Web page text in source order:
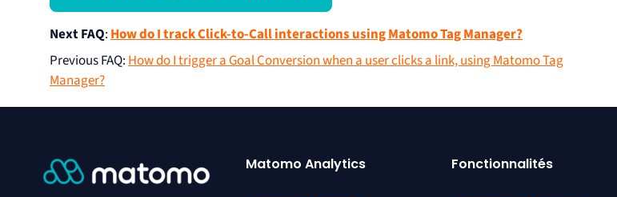
Next FAQ:How do I track Click-to-Call interactions using Matomo Tag Manager?
Previous FAQ:How do I trigger a Goal Conversion when a user clicks a link, using Matomo Tag
Manager?
Matomo Analytics Fonctionnalités